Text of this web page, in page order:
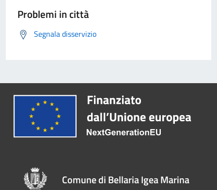
Problemi in città
Segnala disservizio
Comune di Bellaria Igea Marina